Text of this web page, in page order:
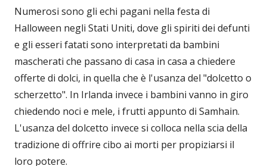
Numerosi sono gli echi pagani nella festa di
Halloween negli Stati Uniti, dove gli spiriti dei defunti
e gli esseri fatati sono interpretati da bambini
mascherati che passano di casa in casa a chiedere
offerte di dolci, in quella che è l'usanza del "dolcetto o
scherzetto". In Irlanda invece i bambini vanno in giro
chiedendo noci e mele, i frutti appunto di Samhain.
L'usanza del dolcetto invece si colloca nella scia della
tradizione di offrire cibo ai morti per propiziarsi il
loro potere.